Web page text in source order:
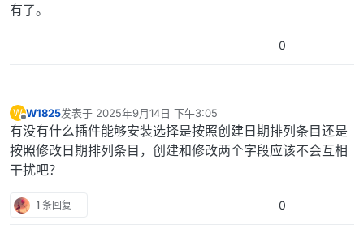
有了。
0
W
离线
W1825发表于 2025年9月14日 下午3:05
最后由 编辑
有没有什么插件能够安装选择是按照创建日期排列条目还是
按照修改日期排列条目，创建和修改两个字段应该不会互相
干扰吧？
1 条回复 0